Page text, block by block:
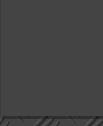
VIP-jäsenyys